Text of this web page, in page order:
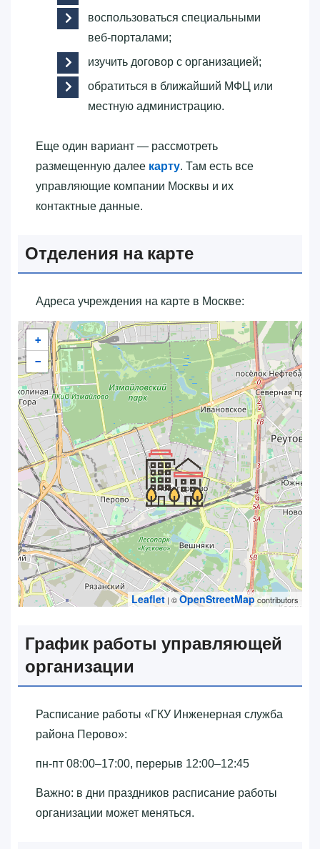
воспользоваться специальными
веб-порталами;
изучить договор с организацией;
обратиться в ближайший МФЦ или
местную администрацию.
Еще один вариант — рассмотреть
размещенную далее карту. Там есть все
управляющие компании Москвы и их
контактные данные.
Отделения на карте
Адреса учреждения на карте в Москве:
+
−
Leaflet | ©OpenStreetMapcontributors
График работы управляющей
организации
Расписание работы «‎ГКУ Инженерная служба
района Перово»‎:
пн-пт 08:00–17:00, перерыв 12:00–12:45
Важно: в дни праздников расписание работы
организации может меняться.